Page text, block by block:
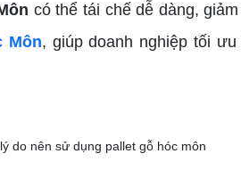
có thể tái chế dễ dàng,
Môn, giúp doanh nghiệp tối